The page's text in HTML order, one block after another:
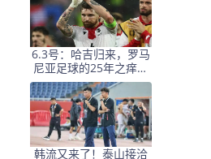
6.3号：哈吉归来，罗马
尼亚足球的25年之痒能
解么？
韩流又来了！泰山接洽